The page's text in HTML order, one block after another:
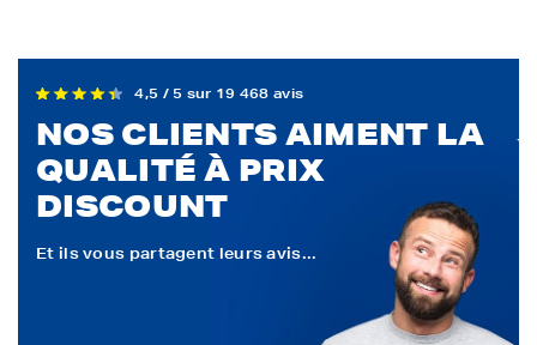
4,5 / 5 sur 19 468 avis
NOS CLIENTS AIMENT LA
QUALITÉ À PRIX
DISCOUNT
Et ils vous partagent leurs avis...